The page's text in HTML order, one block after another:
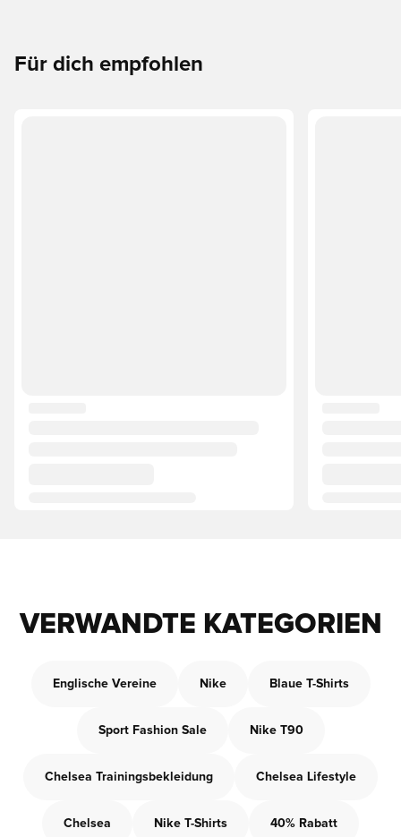
Für dich empfohlen
VERWANDTE KATEGORIEN
Englische Vereine Nike Blaue T-Shirts
Sport Fashion Sale Nike T90
Chelsea Trainingsbekleidung Chelsea Lifestyle
Chelsea Nike T-Shirts 40% Rabatt